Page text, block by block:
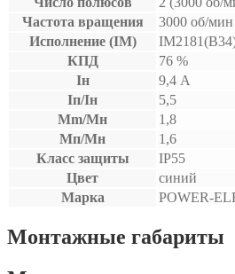
Частота вращения
3000 об/мин
Исполнение (IM)
КПД
76 %
Iн
9,4 А
Iп/Iн
5,5
Mm/Мн
1,8
Мп/Мн
1,6
Класс защиты
IP55
Цвет
синий
Марка
POWER-
Монтажные габариты